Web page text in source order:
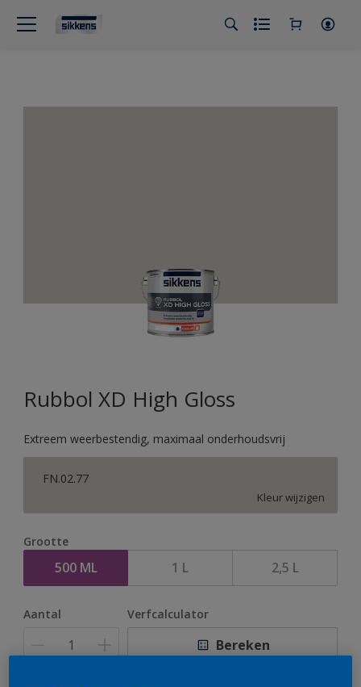
Rubbol XD High Gloss
Extreem weerbestendig, maximaal onderhoudsvrij
FN.02.77
Kleur wijzigen
Grootte
500 ML 1 L 2,5 L
Aantal Verfcalculator
Bereken